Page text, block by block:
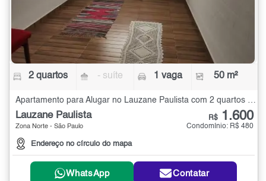
2 quartos - suíte 1 vaga 50 m²
Apartamento para Alugar no Lauzane Paulista com 2 quartos - 50 m²
Lauzane Paulista
Zona Norte - São Paulo
Endereço no círculo do mapa
R$ 1.600
Condomínio: R$ 480
WhatsApp Contatar